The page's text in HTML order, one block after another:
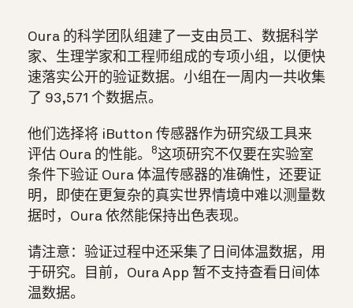
Oura 的科学团队组建了一支由员工、数据科学
家、生理学家和工程师组成的专项小组，以便快
速落实公开的验证数据。小组在一周内一共收集
了 93,571 个数据点。
他们选择将 iButton 传感器作为研究级工具来
评估 Oura 的性能。
8这项研究不仅要在实验室
条件下验证 Oura 体温传感器的准确性，还要证
明，即使在更复杂的真实世界情境中难以测量数
据时，Oura 依然能保持出色表现。
请注意：验证过程中还采集了日间体温数据，用
于研究。目前，Oura App 暂不支持查看日间体
温数据。